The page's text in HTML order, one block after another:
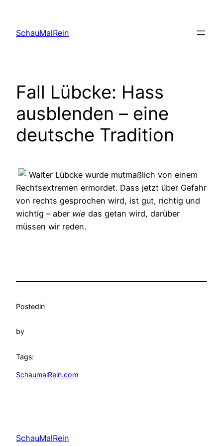
content
SchauMalRein
Fall Lübcke: Hass
ausblenden – eine
deutsche Tradition
Walter Lübcke wurde mutmaßlich von einem
Rechtsextremen ermordet. Dass jetzt über Gefahr
von rechts gesprochen wird, ist gut, richtig und
wichtig – aber wie das getan wird, darüber
müssen wir reden.
Postedin
by
Tags:
SchaumalRein.com
SchauMalRein